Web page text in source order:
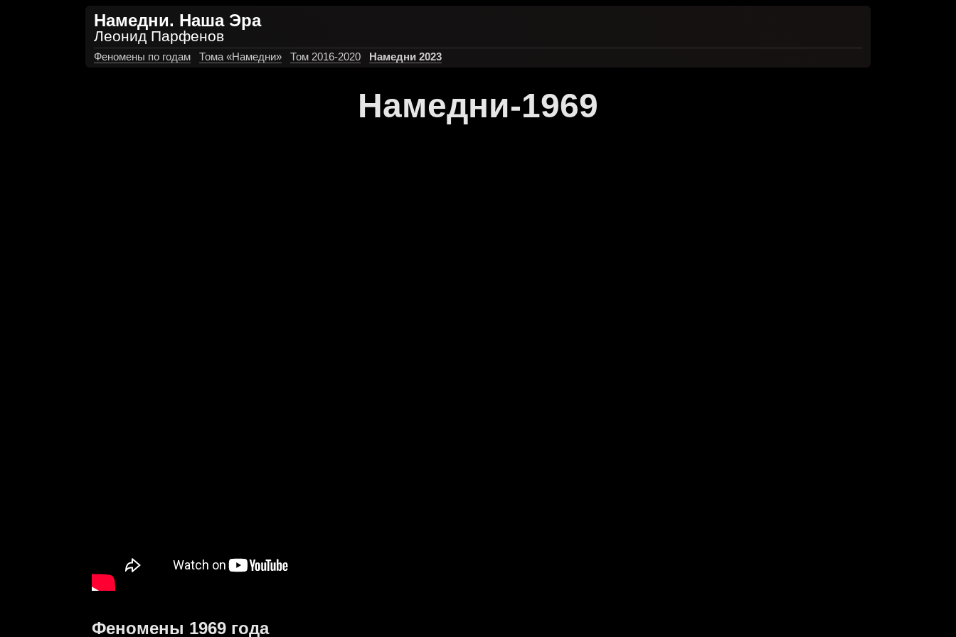
Намедни. Наша Эра
Леонид Парфенов
Феномены по годам Тома «Намедни» Том 2016-2020 Намедни 2023
Намедни-1969
Феномены 1969 года